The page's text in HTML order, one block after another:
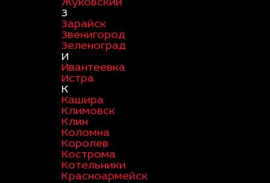
Жуковский
З
Зарайск
Звенигород
Зеленоград
И
Ивантеевка
Истра
К
Кашира
Климовск
Клин
Коломна
Королев
Кострома
Котельники
Красноармейск